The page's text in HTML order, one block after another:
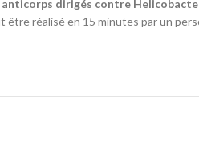
dirigés contre
être réalisé en 15 minutes par un